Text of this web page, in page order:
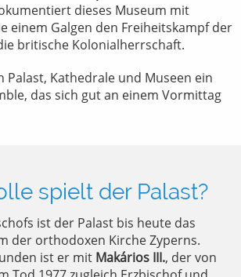
dieses Museum mit
einem Galgen den Freiheitskampf der
britische Kolonialherrschaft.
Palast, Kathedrale und Museen ein
das sich gut an einem Vormittag
spielt der Palast?
ist der Palast bis heute das
der orthodoxen Kirche Zyperns.
ist er mit Makários III., der von